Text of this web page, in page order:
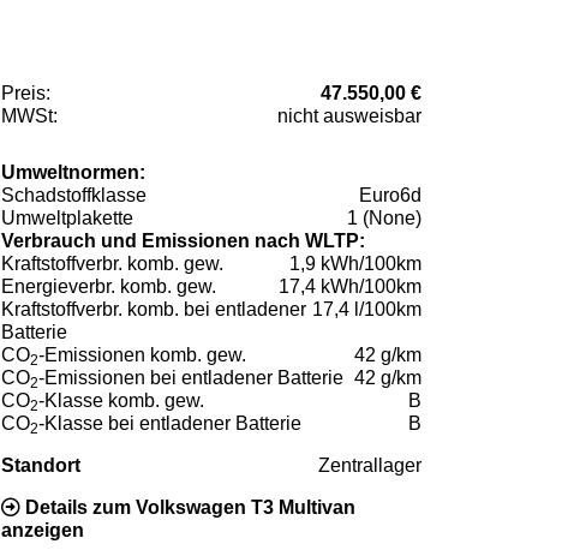
Preis:
47.550,00 €
MWSt:
nicht ausweisbar
Umweltnormen:
Schadstoffklasse
Euro6d
Umweltplakette
1 (None)
Verbrauch und Emissionen nach WLTP:
Kraftstoffverbr. komb. gew.
1,9 kWh/100km
Energieverbr. komb. gew.
17,4 kWh/100km
Kraftstoffverbr. komb. bei entladener
Batterie
17,4 l/100km
CO2-Emissionen komb. gew.
42 g/km
CO2-Emissionen bei entladener Batterie 42 g/km
CO2-Klasse komb. gew.
B
CO2-Klasse bei entladener Batterie B
Standort Zentrallager
Details zum Volkswagen T3 Multivan
anzeigen